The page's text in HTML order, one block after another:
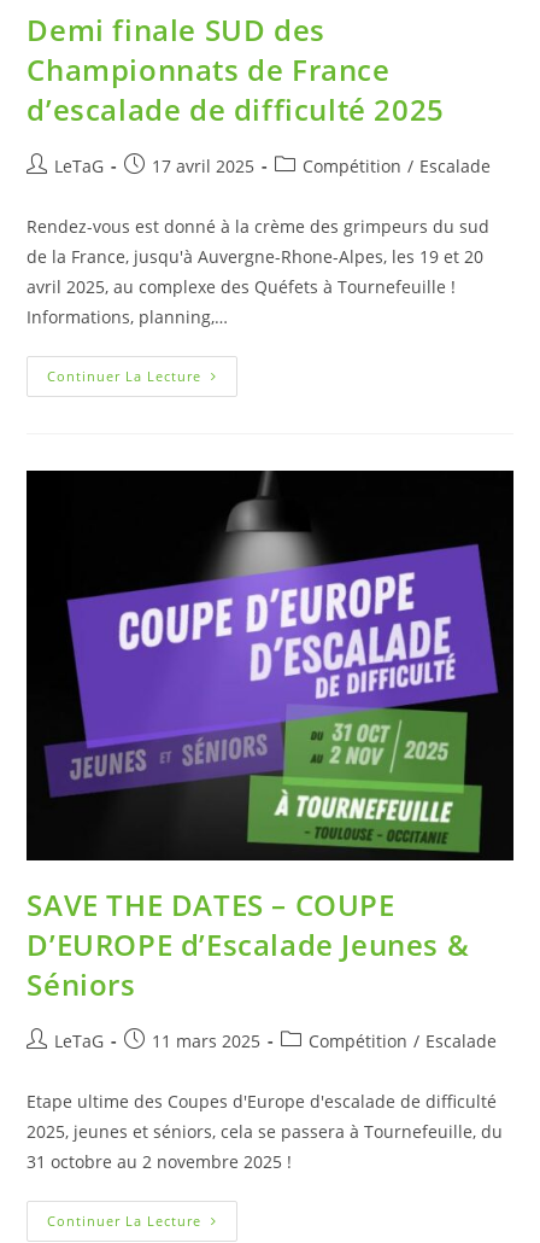
Demi finale SUD des
Championnats de France
d’escalade de difficulté 2025
LeTaG 17 avril 2025 Compétition / Escalade
Rendez-vous est donné à la crème des grimpeurs du sud
de la France, jusqu'à Auvergne-Rhone-Alpes, les 19 et 20
avril 2025, au complexe des Quéfets à Tournefeuille !
Informations, planning,…
Continuer La Lecture
SAVE THE DATES – COUPE
D’EUROPE d’Escalade Jeunes &
Séniors
LeTaG 11 mars 2025 Compétition / Escalade
Etape ultime des Coupes d'Europe d'escalade de difficulté
2025, jeunes et séniors, cela se passera à Tournefeuille, du
31 octobre au 2 novembre 2025 !
Continuer La Lecture